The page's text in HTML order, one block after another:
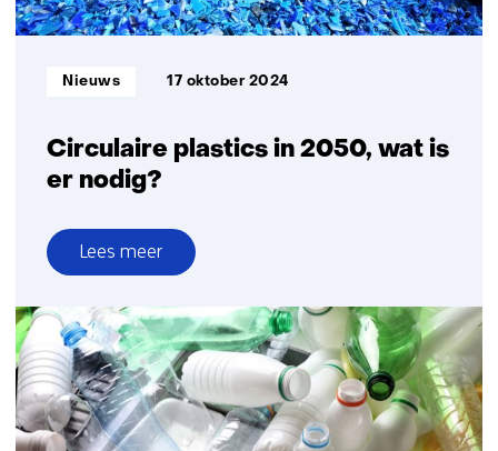
chemicaliën
Circulaire plastics in 2050, wat is
er nodig?
Informatietype:
Nieuws 17 oktober 2024
Lees meer
over
Circulaire
plastics
in
2050,
wat
is